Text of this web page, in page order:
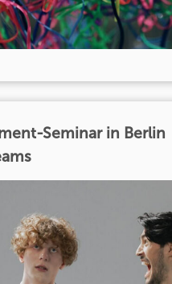
Seminar in Berlin